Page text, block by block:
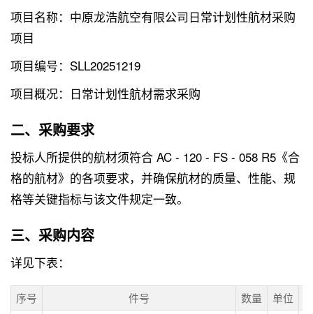
项目名称：中原龙浩航空有限公司日常计划性航材采购
项目
项目编号：SLL20251219
项目概况：日常计划性航材需求采购
二、采购要求
投标人所提供的航材须符合 AC - 120 - FS - 058 R5《合
格的航材》的各项要求，并确保航材的质量、性能、规
格等关键指标与该文件规定一致。
三、采购内容
详见下表：
序号 件号 数量 单位